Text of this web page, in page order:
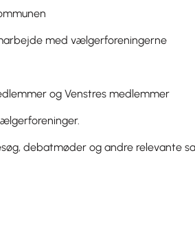
med vælgerforeningerne
og Venstres medlemmer
debatmøder og andre relevante